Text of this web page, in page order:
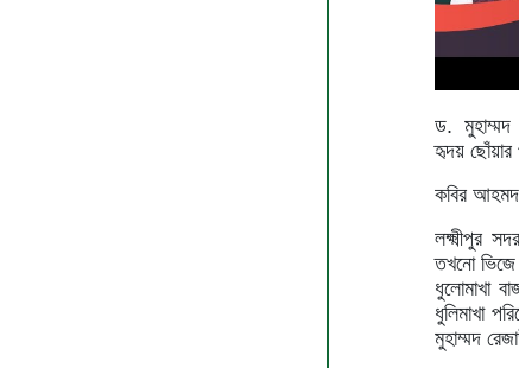
ড. মুহাম্মদ
হৃদয় ছোঁয়ার
কবির
লক্ষ্মীপুর
তখনো ভিজে
ধুলোমাখা
ধুলিমাখা
মুহাম্মদ